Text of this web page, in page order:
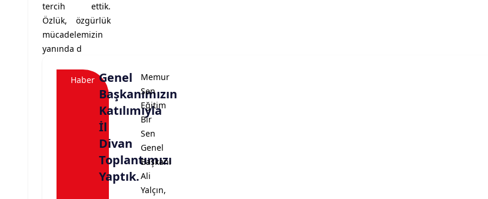
tercih ettik.
Özlük, özgürlük
mücadelemizin
yanında d
Haber Genel
Başkanımızın
Katılımıyla
İl
Divan
Toplantımızı
Yaptık.
Memur
Sen
Eğitim
Bir
Sen
Genel
Başkanı
Ali
Yalçın,